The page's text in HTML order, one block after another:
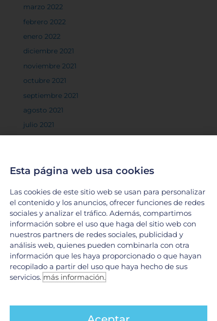
marzo 2022
febrero 2022
enero 2022
diciembre 2021
noviembre 2021
octubre 2021
septiembre 2021
agosto 2021
julio 2021
marzo 2021
diciembre 2020
noviembre 2020
octubre 2020
septiembre 2020
agosto 2020
junio 2020
Esta página web usa cookies
Las cookies de este sitio web se usan para personalizar
el contenido y los anuncios, ofrecer funciones de redes
sociales y analizar el tráfico. Además, compartimos
información sobre el uso que haga del sitio web con
nuestros partners de redes sociales, publicidad y
análisis web, quienes pueden combinarla con otra
información que les haya proporcionado o que hayan
recopilado a partir del uso que haya hecho de sus
servicios.más información.